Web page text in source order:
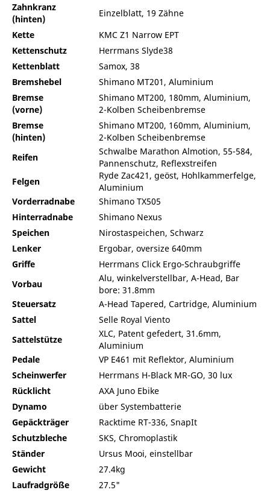
Zahnkranz
(hinten)
Einzelblatt, 19 Zähne
Kette
KMC Z1 Narrow EPT
Kettenschutz
Herrmans Slyde38
Kettenblatt
Samox, 38
Bremshebel
Shimano MT201, Aluminium
Bremse
(vorne)
Shimano MT200, 180mm, Aluminium,
2-Kolben Scheibenbremse
Bremse
(hinten)
Shimano MT200, 160mm, Aluminium,
2-Kolben Scheibenbremse
Reifen
Schwalbe Marathon Almotion, 55-584,
Pannenschutz, Reflexstreifen
Felgen
Ryde Zac421, geöst, Hohlkammerfelge,
Aluminium
Vorderradnabe
Shimano TX505
Hinterradnabe
Shimano Nexus
Speichen
Nirostaspeichen, Schwarz
Lenker
Ergobar, oversize 640mm
Griffe
Herrmans Click Ergo-Schraubgriffe
Vorbau
Alu, winkelverstellbar, A-Head, Bar
bore: 31.8mm
Steuersatz
A-Head Tapered, Cartridge, Aluminium
Sattel
Selle Royal Viento
Sattelstütze
XLC, Patent gefedert, 31.6mm,
Aluminium
Pedale
VP E461 mit Reflektor, Aluminium
Scheinwerfer
Herrmans H-Black MR-GO, 30 lux
Rücklicht
AXA Juno Ebike
Dynamo
über Systembatterie
Gepäckträger
Racktime RT-336, SnapIt
Schutzbleche
SKS, Chromoplastik
Ständer
Ursus Mooi, einstellbar
Gewicht
27.4kg
Laufradgröße
27.5"